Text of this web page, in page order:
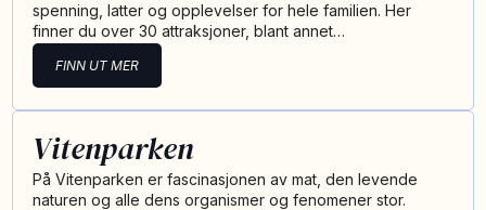
spenning, latter og opplevelser for hele familien. Her
finner du over 30 attraksjoner, blant annet…
FINN UT MER
Vitenparken
På Vitenparken er fascinasjonen av mat, den levende
naturen og alle dens organismer og fenomener stor.